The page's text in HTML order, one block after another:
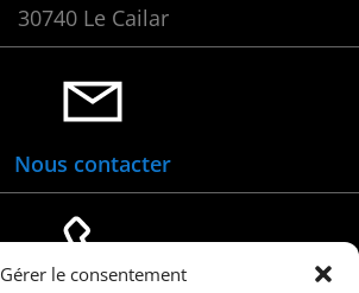
Gérer le consentement
30740 Le Cailar
Nous contacter